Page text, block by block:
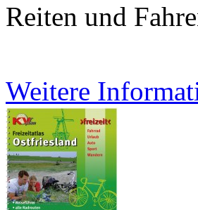
Reiten und
Weitere